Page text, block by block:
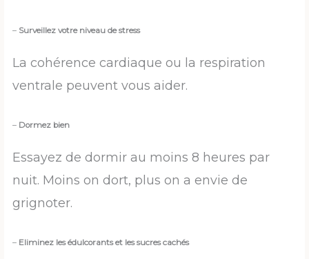
– Surveillez votre niveau de stress
La cohérence cardiaque ou la respiration
ventrale peuvent vous aider.
– Dormez bien
Essayez de dormir au moins 8 heures par
nuit. Moins on dort, plus on a envie de
grignoter.
– Eliminez les édulcorants et les sucres cachés